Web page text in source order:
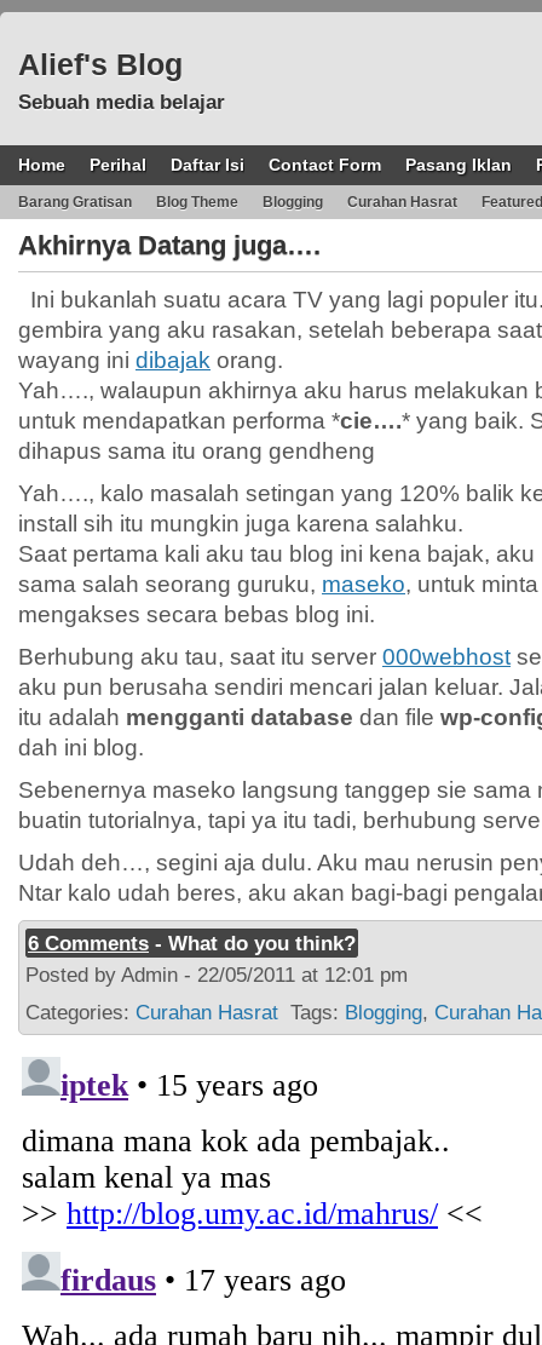
Alief's Blog
Sebuah media belajar
Home Perihal Daftar Isi Contact Form Pasang Iklan
Barang Gratisan Blog Theme Blogging Curahan Hasrat Featured
Akhirnya Datang juga….
Ini bukanlah suatu acara TV yang lagi populer
gembira yang aku rasakan, setelah beberapa
wayang ini dibajak orang.
Yah…., walaupun akhirnya aku harus melakukan
untuk mendapatkan performa *cie….* yang baik.
dihapus sama itu orang gendheng
Yah…., kalo masalah setingan yang 120% balik
install sih itu mungkin juga karena salahku.
Saat pertama kali aku tau blog ini kena bajak,
sama salah seorang guruku, maseko, untuk
mengakses secara bebas blog ini.
Berhubung aku tau, saat itu server 000webhost
aku pun berusaha sendiri mencari jalan keluar.
itu adalah mengganti database dan file wp-
dah ini blog.
Sebenernya maseko langsung tanggep sie sama
buatin tutorialnya, tapi ya itu tadi, berhubung
Udah deh…, segini aja dulu. Aku mau nerusin
Ntar kalo udah beres, aku akan bagi-bagi
6 Comments - What do you think?
Posted by Admin - 22/05/2011 at 12:01 pm
Categories: Curahan Hasrat Tags: Blogging, Curahan